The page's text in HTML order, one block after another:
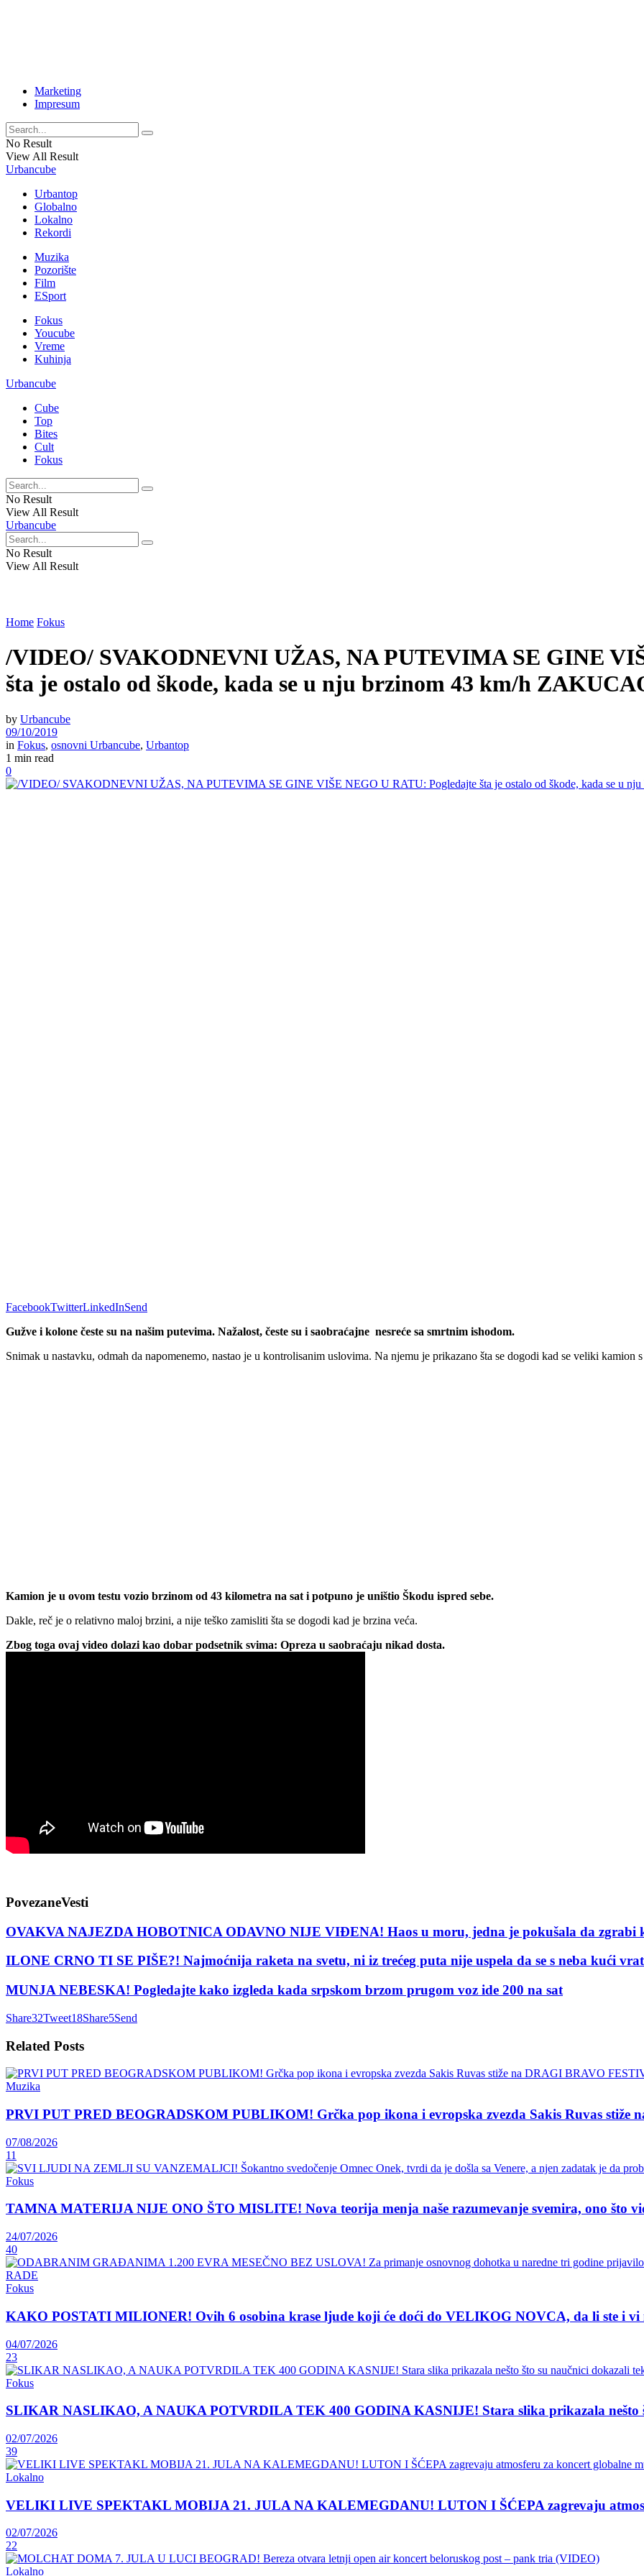
Marketing
Impresum
No Result
View All Result
Urbancube
Urbantop
Globalno
Lokalno
Rekordi
Muzika
Pozorište
Film
ESport
Fokus
Youcube
Vreme
Kuhinja
Urbancube
Cube
Top
Bites
Cult
Fokus
No Result
View All Result
Urbancube
No Result
View All Result
Home Fokus
/VIDEO/ SVAKODNEVNI UŽAS, NA PUTEVIMA SE GINE
šta je ostalo od škode, kada se u nju brzinom 43 km/h
by Urbancube
09/10/2019
in Fokus, osnovni Urbancube, Urbantop
1 min read
0
FacebookTwitterLinkedInSend
Gužve i kolone česte su na našim putevima. Nažalost, česte su i saobraćajne nesreće sa smrtnim ishodom.
Snimak u nastavku, odmah da napomenemo, nastao je u kontrolisanim uslovima. Na njemu je prikazano šta se dogodi kad se veliki kamion
Kamion je u ovom testu vozio brzinom od 43 kilometra na sat i potpuno je uništio Škodu ispred sebe.
Dakle, reč je o relativno maloj brzini, a nije teško zamisliti šta se dogodi kad je brzina veća.
Zbog toga ovaj video dolazi kao dobar podsetnik svima: Opreza u saobraćaju nikad dosta.
PovezaneVesti
OVAKVA NAJEZDA HOBOTNICA ODAVNO NIJE VIĐENA! Haos u moru, jedna je pokušala da zgrabi
ILONE CRNO TI SE PIŠE?! Najmoćnija raketa na svetu, ni iz trećeg puta nije uspela da se s neba kući
MUNJA NEBESKA! Pogledajte kako izgleda kada srpskom brzom prugom voz ide 200 na sat
Share32Tweet18Share5Send
Related Posts
Muzika
PRVI PUT PRED BEOGRADSKOM PUBLIKOM! Grčka pop ikona i evropska zvezda Sakis Ruvas stiže
07/08/2026
11
Fokus
TAMNA MATERIJA NIJE ONO ŠTO MISLITE! Nova teorija menja naše razumevanje svemira, ono što
24/07/2026
40
Fokus
KAKO POSTATI MILIONER! Ovih 6 osobina krase ljude koji će doći do VELIKOG NOVCA, da li ste i vi
04/07/2026
23
Fokus
SLIKAR NASLIKAO, A NAUKA POTVRDILA TEK 400 GODINA KASNIJE! Stara slika prikazala nešto
02/07/2026
39
Lokalno
VELIKI LIVE SPEKTAKL MOBIJA 21. JULA NA KALEMEGDANU! LUTON I ŠĆEPA zagrevaju
02/07/2026
22
Lokalno